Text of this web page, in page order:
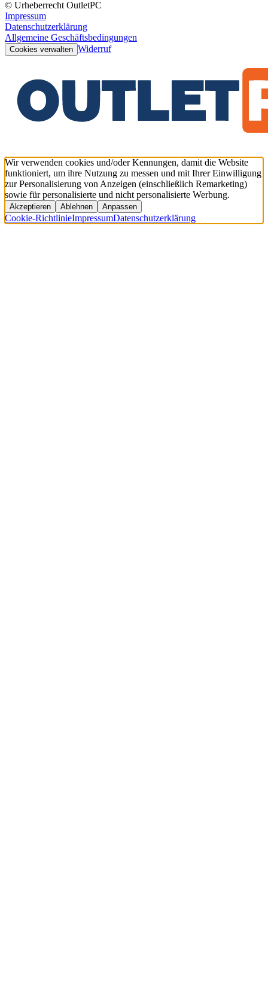
© Urheberrecht OutletPC
Impressum
Datenschutzerklärung
Allgemeine Geschäftsbedingungen
Cookies verwalten Widerruf
Wir verwenden cookies und/oder Kennungen, damit die Website
funktioniert, um ihre Nutzung zu messen und mit Ihrer Einwilligung
zur Personalisierung von Anzeigen (einschließlich Remarketing)
sowie für personalisierte und nicht personalisierte Werbung.
Akzeptieren Ablehnen Anpassen
Cookie-RichtlinieImpressumDatenschutzerklärung